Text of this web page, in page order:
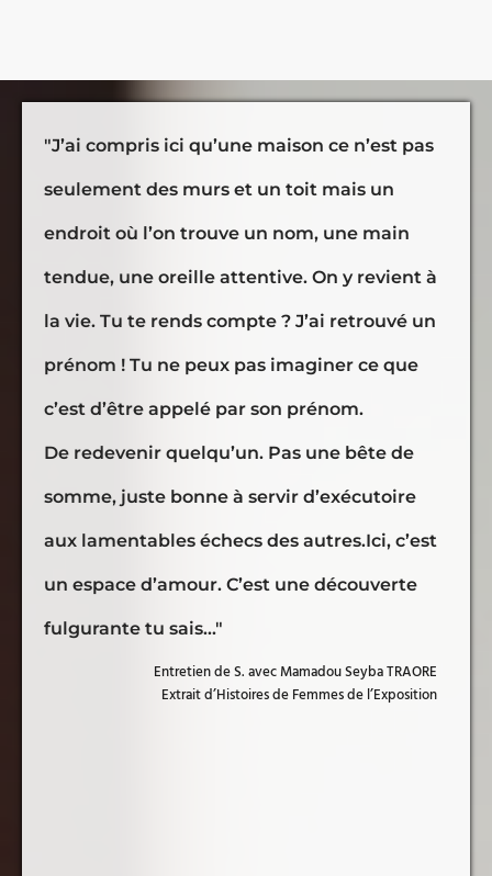
"J’ai compris ici qu’une maison ce n’est pas
seulement des murs et un toit mais un
endroit où l’on trouve un nom, une main
tendue, une oreille attentive. On y revient à
la vie. Tu te rends compte ? J’ai retrouvé un
prénom ! Tu ne peux pas imaginer ce que
c’est d’être appelé par son prénom.
De redevenir quelqu’un. Pas une bête de
somme, juste bonne à servir d’exécutoire
aux lamentables échecs des autres.Ici, c’est
un espace d’amour. C’est une découverte
fulgurante tu sais..."
Entretien de S. avec Mamadou Seyba TRAORE
Extrait d’Histoires de Femmes de l’Exposition